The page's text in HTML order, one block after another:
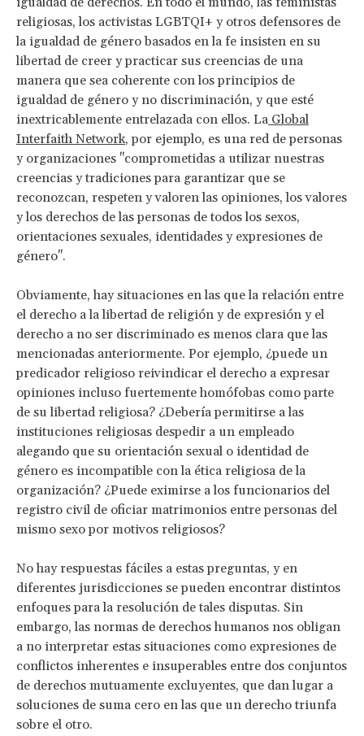
religiosas, los activistas LGBTQI+ y otros defensores de
la igualdad de género basados en la fe insisten en su
libertad de creer y practicar sus creencias de una
manera que sea coherente con los principios de
igualdad de género y no discriminación, y que esté
inextricablemente entrelazada con ellos. La Global
Interfaith Network, por ejemplo, es una red de personas
y organizaciones "comprometidas a utilizar nuestras
creencias y tradiciones para garantizar que se
reconozcan, respeten y valoren las opiniones, los valores
y los derechos de las personas de todos los sexos,
orientaciones sexuales, identidades y expresiones de
género".
Obviamente, hay situaciones en las que la relación entre
el derecho a la libertad de religión y de expresión y el
derecho a no ser discriminado es menos clara que las
mencionadas anteriormente. Por ejemplo, ¿puede un
predicador religioso reivindicar el derecho a expresar
opiniones incluso fuertemente homófobas como parte
de su libertad religiosa? ¿Debería permitirse a las
instituciones religiosas despedir a un empleado
alegando que su orientación sexual o identidad de
género es incompatible con la ética religiosa de la
organización? ¿Puede eximirse a los funcionarios del
registro civil de oficiar matrimonios entre personas del
mismo sexo por motivos religiosos?
No hay respuestas fáciles a estas preguntas, y en
diferentes jurisdicciones se pueden encontrar distintos
enfoques para la resolución de tales disputas. Sin
embargo, las normas de derechos humanos nos obligan
a no interpretar estas situaciones como expresiones de
conflictos inherentes e insuperables entre dos conjuntos
de derechos mutuamente excluyentes, que dan lugar a
soluciones de suma cero en las que un derecho triunfa
sobre el otro.